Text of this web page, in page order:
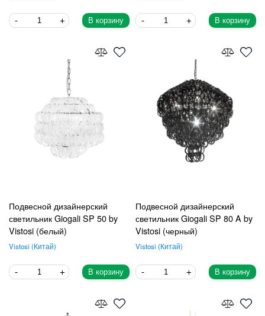
В корзину В корзину
Подвесной дизайнерский
светильник Giogali SP 50 by
Vistosi (белый)
Vistosi Китай
В корзину
Подвесной дизайнерский
светильник Giogali SP 80 A by
Vistosi (черный)
Vistosi Китай
В корзину